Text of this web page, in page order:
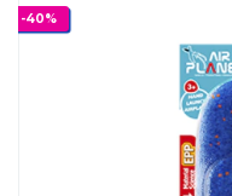
-40%